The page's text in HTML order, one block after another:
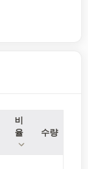
비
율
수량